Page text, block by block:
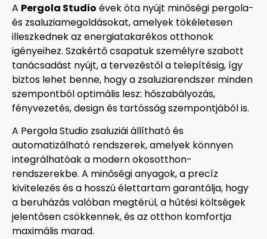
A Pergola Studio évek óta nyújt minőségi pergola-
és zsaluziamegoldásokat, amelyek tökéletesen
illeszkednek az energiatakarékos otthonok
igényeihez. Szakértő csapatuk személyre szabott
tanácsadást nyújt, a tervezéstől a telepítésig, így
biztos lehet benne, hogy a zsaluziarendszer minden
szempontból optimális lesz: hőszabályozás,
fényvezetés, design és tartósság szempontjából is.
A Pergola Studio zsaluziái állítható és
automatizálható rendszerek, amelyek könnyen
integrálhatóak a modern okosotthon-
rendszerekbe. A minőségi anyagok, a precíz
kivitelezés és a hosszú élettartam garantálja, hogy
a beruházás valóban megtérül, a hűtési költségek
jelentősen csökkennek, és az otthon komfortja
maximális marad.